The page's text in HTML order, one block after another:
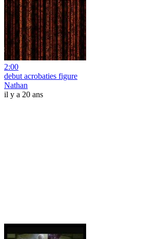
2:00
debut acrobaties figure
Nathan
il y a 20 ans